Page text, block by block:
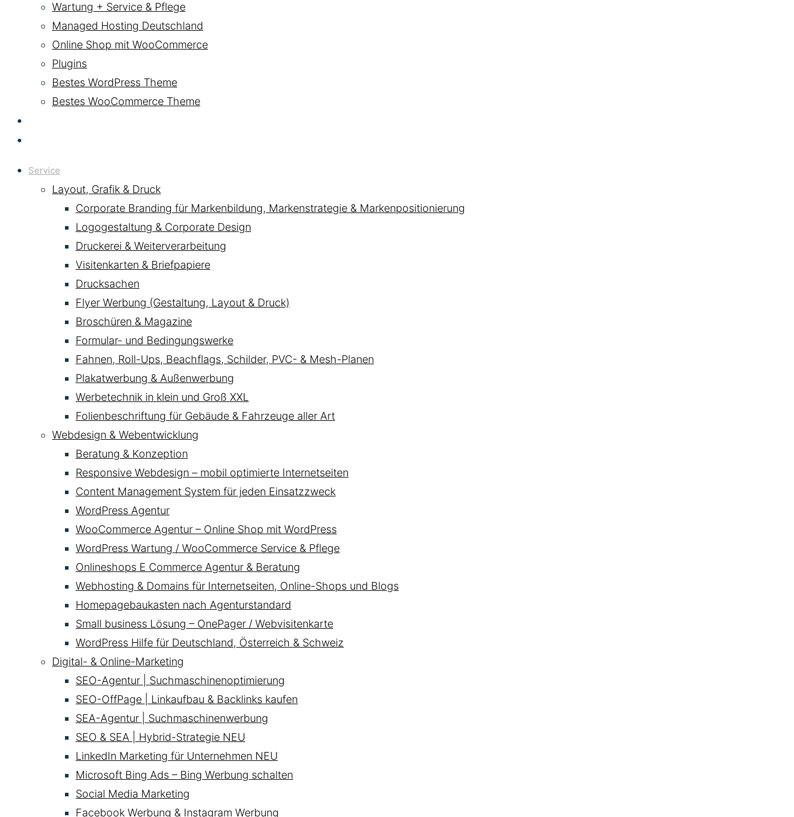
Wartung + Service & Pflege
Managed Hosting Deutschland
Online Shop mit WooCommerce
Plugins
Bestes WordPress Theme
Bestes WooCommerce Theme
Service
Layout, Grafik & Druck
Corporate Branding für Markenbildung, Markenstrategie & Markenpositionierung
Logogestaltung & Corporate Design
Druckerei & Weiterverarbeitung
Visitenkarten & Briefpapiere
Drucksachen
Flyer Werbung (Gestaltung, Layout & Druck)
Broschüren & Magazine
Formular- und Bedingungswerke
Fahnen, Roll-Ups, Beachflags, Schilder, PVC- & Mesh-Planen
Plakatwerbung & Außenwerbung
Werbetechnik in klein und Groß XXL
Folienbeschriftung für Gebäude & Fahrzeuge aller Art
Webdesign & Webentwicklung
Beratung & Konzeption
Responsive Webdesign – mobil optimierte Internetseiten
Content Management System für jeden Einsatzzweck
WordPress Agentur
WooCommerce Agentur – Online Shop mit WordPress
WordPress Wartung / WooCommerce Service & Pflege
Onlineshops E Commerce Agentur & Beratung
Webhosting & Domains für Internetseiten, Online-Shops und Blogs
Homepagebaukasten nach Agenturstandard
Small business Lösung – OnePager / Webvisitenkarte
WordPress Hilfe für Deutschland, Österreich & Schweiz
Digital- & Online-Marketing
SEO-Agentur | Suchmaschinenoptimierung
SEO-OffPage | Linkaufbau & Backlinks kaufen
SEA-Agentur | Suchmaschinenwerbung
SEO & SEA | Hybrid-Strategie NEU
LinkedIn Marketing für Unternehmen NEU
Microsoft Bing Ads – Bing Werbung schalten
Social Media Marketing
Facebook Werbung & Instagram Werbung